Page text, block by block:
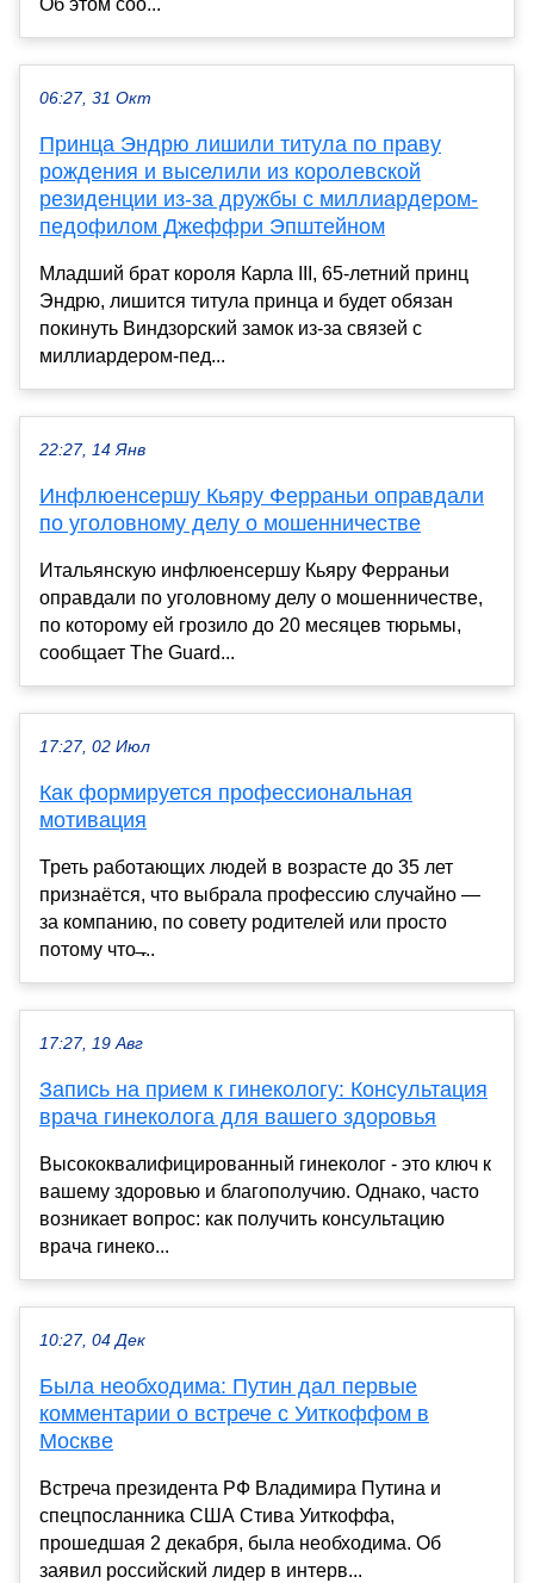
Об этом соо...
06:27, 31 Окт
Принца Эндрю лишили титула по праву
рождения и выселили из королевской
резиденции из-за дружбы с миллиардером-
педофилом Джеффри Эпштейном
Младший брат короля Карла III, 65-летний принц
Эндрю, лишится титула принца и будет обязан
покинуть Виндзорский замок из-за связей с
миллиардером-пед...
22:27, 14 Янв
Инфлюенсершу Кьяру Ферраньи оправдали
по уголовному делу о мошенничестве
Итальянскую инфлюенсершу Кьяру Ферраньи
оправдали по уголовному делу о мошенничестве,
по которому ей грозило до 20 месяцев тюрьмы,
сообщает The Guard...
17:27, 02 Июл
Как формируется профессиональная
мотивация
Треть работающих людей в возрасте до 35 лет
признаётся, что выбрала профессию случайно —
за компанию, по совету родителей или просто
потому что ̶...
17:27, 19 Авг
Запись на прием к гинекологу: Консультация
врача гинеколога для вашего здоровья
Высококвалифицированный гинеколог - это ключ к
вашему здоровью и благополучию. Однако, часто
возникает вопрос: как получить консультацию
врача гинеко...
10:27, 04 Дек
Была необходима: Путин дал первые
комментарии о встрече с Уиткоффом в
Москве
Встреча президента РФ Владимира Путина и
спецпосланника США Стива Уиткоффа,
прошедшая 2 декабря, была необходима. Об
заявил российский лидер в интерв...